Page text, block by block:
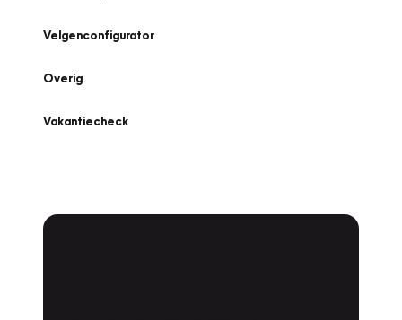
Velgenconfigurator
Overig
Vakantiecheck